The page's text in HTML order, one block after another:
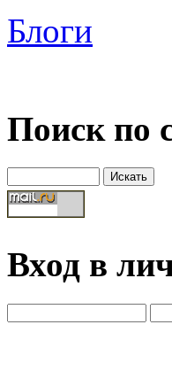
Блоги
Поиск по
Вход в